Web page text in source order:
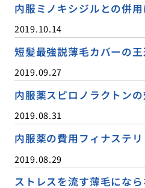
内服ミノキシジルとの併
2019.10.14
短髪最強説薄毛カバーの
2019.09.27
内服薬スピロノラクトン
2019.08.31
内服薬の費用フィナステ
2019.08.29
ストレスを流す薄毛にな